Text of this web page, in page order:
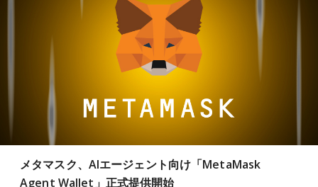
メタマスク、AIエージェント向け「MetaMask
Agent Wallet」正式提供開始